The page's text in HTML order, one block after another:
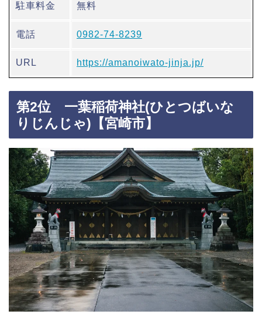
駐車料金 無料
電話 0982-74-8239
URL https://amanoiwato-jinja.jp/
第2位 一葉稲荷神社(ひとつばいな
りじんじゃ)【宮崎市】